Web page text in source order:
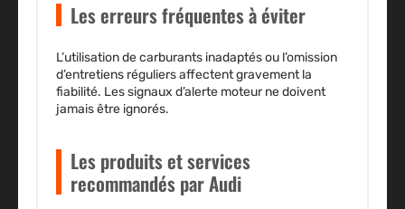
Les erreurs fréquentes à éviter
L’utilisation de carburants inadaptés ou l’omission
d’entretiens réguliers affectent gravement la
fiabilité. Les signaux d’alerte moteurne doivent
jamais être ignorés.
Les produits et services
recommandés par Audi